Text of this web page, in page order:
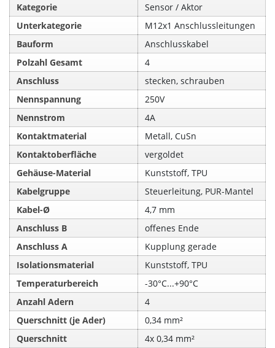
Kategorie
Sensor / Aktor
Unterkategorie
M12x1 Anschlussleitungen
Bauform
Anschlusskabel
Polzahl Gesamt
4
Anschluss
stecken, schrauben
Nennspannung
250V
Nennstrom
4A
Kontaktmaterial
Metall, CuSn
Kontaktoberfläche
vergoldet
Gehäuse-Material
Kunststoff, TPU
Kabelgruppe
Steuerleitung, PUR-Mantel
Kabel-Ø
4,7 mm
Anschluss B
offenes Ende
Anschluss A
Kupplung gerade
Isolationsmaterial
Kunststoff, TPU
Temperaturbereich
-30°C...+90°C
Anzahl Adern
4
Querschnitt (je Ader)
0,34 mm²
Querschnitt
4x 0,34 mm²